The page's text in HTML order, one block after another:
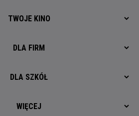
TWOJE KINO
DLA FIRM
DLA SZKÓŁ
WIĘCEJ